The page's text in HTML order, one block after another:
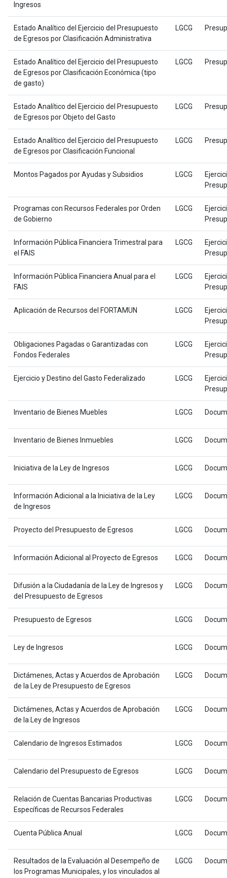
Ingresos
Estado Analítico del Ejercicio del Presupuesto
de Egresos por Clasificación Administrativa
LGCG
Estado Analítico del Ejercicio del Presupuesto
de Egresos por Clasificación Económica (tipo
de gasto)
LGCG
Estado Analítico del Ejercicio del Presupuesto
de Egresos por Objeto del Gasto
LGCG
Estado Analítico del Ejercicio del Presupuesto
de Egresos por Clasificación Funcional
LGCG
Montos Pagados por Ayudas y Subsidios LGCG
Programas con Recursos Federales por Orden
de Gobierno
LGCG
Información Pública Financiera Trimestral para
el FAIS
LGCG
Información Pública Financiera Anual para el
FAIS
LGCG
Aplicación de Recursos del FORTAMUN LGCG
Obligaciones Pagadas o Garantizadas con
Fondos Federales
LGCG
Ejercicio y Destino del Gasto Federalizado LGCG
Inventario de Bienes Muebles LGCG
Inventario de Bienes Inmuebles LGCG
Iniciativa de la Ley de Ingresos LGCG
Información Adicional a la Iniciativa de la Ley
de Ingresos
LGCG
Proyecto del Presupuesto de Egresos LGCG
Información Adicional al Proyecto de Egresos LGCG
Difusión a la Ciudadanía de la Ley de Ingresos y
del Presupuesto de Egresos
LGCG
Presupuesto de Egresos LGCG
Ley de Ingresos LGCG
Dictámenes, Actas y Acuerdos de Aprobación
de la Ley de Presupuesto de Egresos
LGCG
Dictámenes, Actas y Acuerdos de Aprobación
de la Ley de Ingresos
LGCG
Calendario de Ingresos Estimados LGCG
Calendario del Presupuesto de Egresos LGCG
Relación de Cuentas Bancarias Productivas
Específicas de Recursos Federales
LGCG
Cuenta Pública Anual LGCG
Resultados de la Evaluación al Desempeño de
los Programas Municipales, y los vinculados al
LGCG